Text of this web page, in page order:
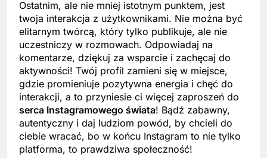
Ostatnim, ale nie mniej istotnym punktem, jest
twoja interakcja z użytkownikami. Nie można być
elitarnym twórcą, który tylko publikuje, ale nie
uczestniczy w rozmowach. Odpowiadaj na
komentarze, dziękuj za wsparcie i zachęcaj do
aktywności! Twój profil zamieni się w miejsce,
gdzie promieniuje pozytywna energia i chęć do
interakcji, a to przyniesie ci więcej zaproszeń do
serca Instagramowego świata! Bądź zabawny,
autentyczny i daj ludziom powód, by chcieli do
ciebie wracać, bo w końcu Instagram to nie tylko
platforma, to prawdziwa społeczność!